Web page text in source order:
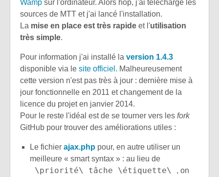
Wamp sur l'ordinateur. Alors hop, j'ai téléchargé les
sources de MTT et j'ai lancé l'installation.
La mise en place est très rapide et l'utilisation
très simple.
Pour information j'ai installé la version 1.4.3
disponible via le site officiel . Malheureusement
cette version n'est pas très à jour : dernière mise à
jour fonctionnelle en 2011 et changement de la
licence du projet en janvier 2014.
Pour le reste l'idéal est de se tourner vers les fork
GitHub pour trouver des améliorations utiles :
Le fichier ajax.php pour, en autre utiliser un
meilleure « smart syntax » : au lieu de
\priorité\ tâche \étiquette\
, on